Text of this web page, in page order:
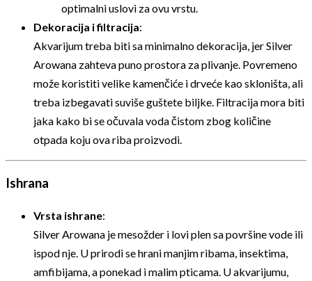
optimalni uslovi za ovu vrstu.
Dekoracija i filtracija:
Akvarijum treba biti sa minimalno dekoracija, jer Silver
Arowana zahteva puno prostora za plivanje. Povremeno
može koristiti velike kamenčiće i drveće kao skloništa, ali
treba izbegavati suviše guštete biljke. Filtracija mora biti
jaka kako bi se očuvala voda čistom zbog količine
otpada koju ova riba proizvodi.
Ishrana
Vrsta ishrane:
Silver Arowana je mesožder i lovi plen sa površine vode ili
ispod nje. U prirodi se hrani manjim ribama, insektima,
amfibijama, a ponekad i malim pticama. U akvarijumu,